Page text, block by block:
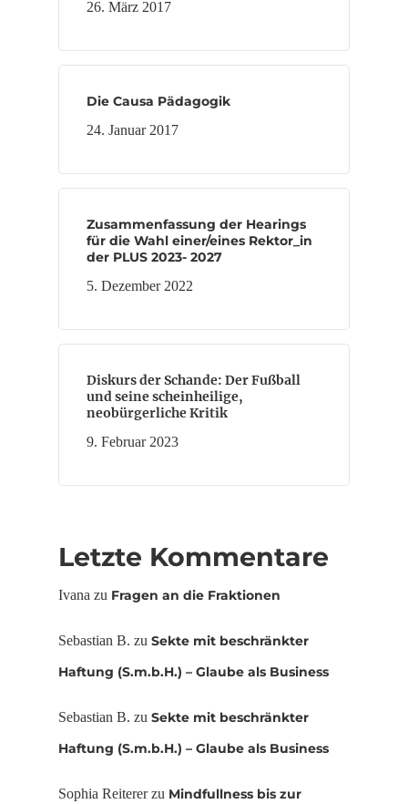
26. März 2017
Die Causa Pädagogik
24. Januar 2017
Zusammenfassung der Hearings
für die Wahl einer/eines Rektor_in
der PLUS 2023- 2027
5. Dezember 2022
Diskurs der Schande: Der Fußball
und seine scheinheilige,
neobürgerliche Kritik
9. Februar 2023
Letzte Kommentare
Ivana zu Fragen an die Fraktionen
Sebastian B. zu Sekte mit beschränkter
Haftung (S.m.b.H.) – Glaube als Business
Sebastian B. zu Sekte mit beschränkter
Haftung (S.m.b.H.) – Glaube als Business
Sophia Reitererzu Mindfullness bis zur